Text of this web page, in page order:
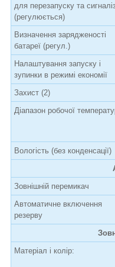
для перезапуску та
(регулюється)
Визначення зарядженості
батареї (регул.)
Налаштування запуску і
зупинки в режимі економії
Захист (2)
Діапазон робочої
Вологість (без конденсації)
Зовнішній перемикач
Автоматичне включення
резерву
Матеріал і колір: